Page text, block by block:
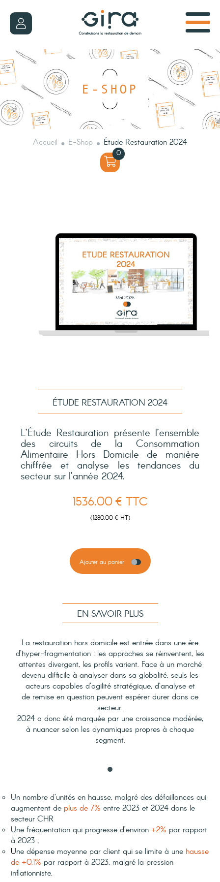
E-SHOP
Accueil E-Shop Étude Restauration 2024
0
ÉTUDE RESTAURATION 2024
L’Étude Restauration présente l’ensemble
des circuits de la Consommation
Alimentaire Hors Domicile de manière
chiffrée et analyse les tendances du
secteur sur l’année 2024.
1536.00 € TTC
(1280.00 € HT)
Ajouter au panier
EN SAVOIR PLUS
La restauration hors domicile est entrée dans une ère
d’hyper-fragmentation : les approches se réinventent, les
attentes divergent, les profils varient. Face à un marché
devenu difficile à analyser dans sa globalité, seuls les
acteurs capables d’agilité stratégique, d’analyse et
de remise en question peuvent espérer durer dans ce
secteur.
2024 a donc été marquée par une croissance modérée,
à nuancer selon les dynamiques propres à chaque
segment.
Un nombre d’unités en hausse, malgré desdéfaillances qui
augmentent de plus de 7% entre 2023 et 2024 dans le
secteur CHR
Unefréquentationqui progresse d’environ +2% par rapport
à 2023 ;
Unedépense moyenne par client qui se limite à une hausse
de+0,1% par rapport à 2023, malgré la pression
inflationniste.